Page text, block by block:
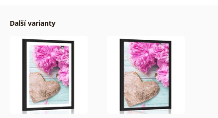
Další varianty